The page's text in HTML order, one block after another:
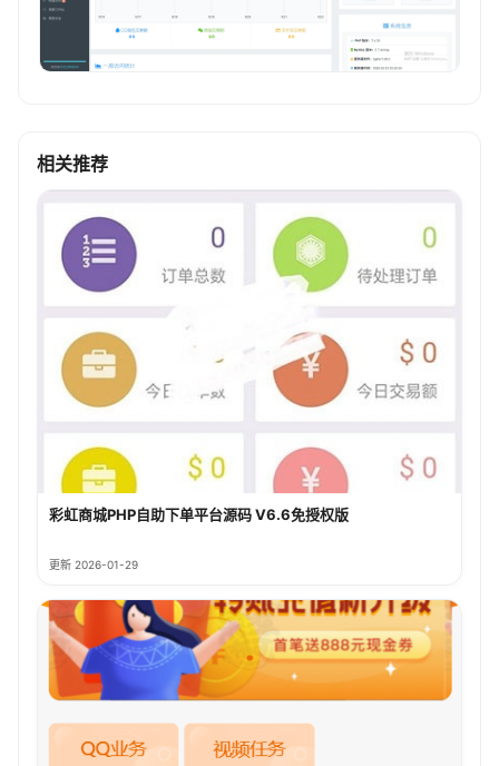
相关推荐
彩虹商城PHP自助下单平台源码 V6.6免授权版
更新 2026-01-29